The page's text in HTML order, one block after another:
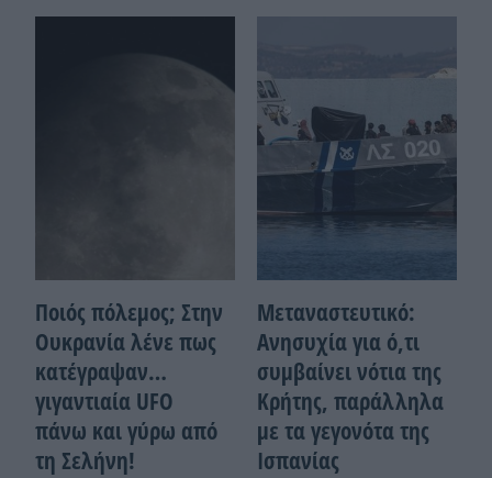
Ποιός πόλεμος; Στην
Ουκρανία λένε πως
κατέγραψαν…
γιγαντιαία UFO
πάνω και γύρω από
τη Σελήνη!
Μεταναστευτικό:
Ανησυχία για ό,τι
συμβαίνει νότια της
Κρήτης, παράλληλα
με τα γεγονότα της
Ισπανίας